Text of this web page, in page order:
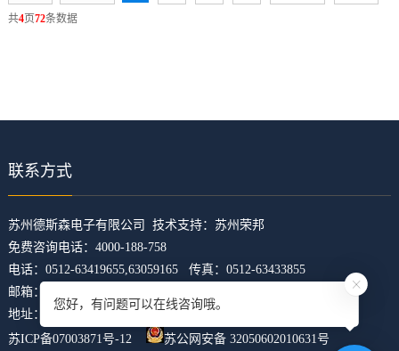
共4页72条数据
联系方式
​苏州德斯森电子有限公司 技术支持： 苏州荣邦
免费咨询电话：4000-188-758
电话：0512-63419655,63059165 传真：0512-63433855
邮箱：z5421473@126.com
地址：江苏省苏州市吴中区临湖镇东山大道4168号U科技园31幢
苏ICP备07003871号-12
苏公网安备 32050602010631号
您好，有问题可以在线咨询哦。